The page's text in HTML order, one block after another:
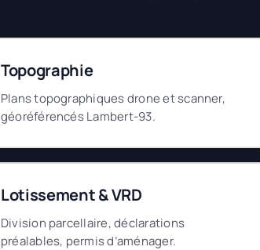
Topographie
Plans topographiques drone et scanner,
géoréférencés Lambert-93.
Lotissement & VRD
Division parcellaire, déclarations
préalables, permis d’aménager.